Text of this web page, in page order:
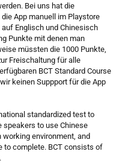
Bei uns hat die
App manuell im Playstore
Englisch und Chinesisch
Punkte mit denen man
müssten die 1000 Punkte,
Freischaltung für alle
BCT Standard Course
keinen Suppport für die App
standardized test to
speakers to use Chinese
environment, and
to complete. BCT consists of